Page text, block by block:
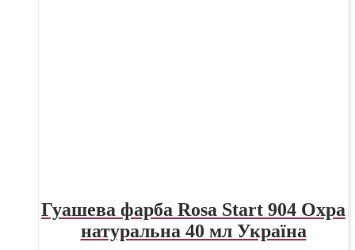
Гуашева фарба Rosa Start 904 Охра
натуральна 40 мл Україна